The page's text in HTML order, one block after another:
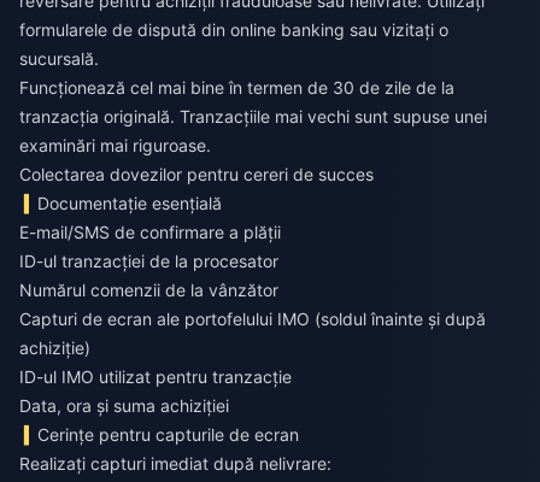
formularele de dispută din online banking sau vizitați o
sucursală.
Funcționează cel mai bine în termen de 30 de zile de la
tranzacția originală. Tranzacțiile mai vechi sunt supuse unei
examinări mai riguroase.
Colectarea dovezilor pentru cereri de succes
Documentație esențială
E-mail/SMS de confirmare a plății
ID-ul tranzacției de la procesator
Numărul comenzii de la vânzător
Capturi de ecran ale portofelului IMO (soldul înainte și după
achiziție)
ID-ul IMO utilizat pentru tranzacție
Data, ora și suma achiziției
Cerințe pentru capturile de ecran
Realizați capturi imediat după nelivrare: